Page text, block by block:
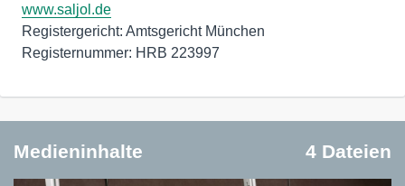
www.saljol.de
Registergericht: Amtsgericht München
Registernummer: HRB 223997
Medieninhalte 4 Dateien